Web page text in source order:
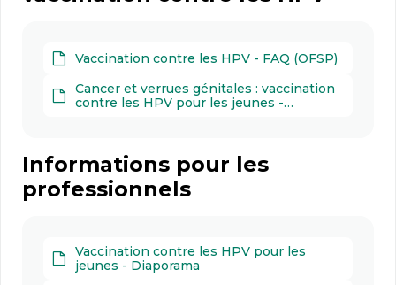
Vaccination contre les HPV - FAQ (OFSP)
Cancer et verrues génitales : vaccination
contre les HPV pour les jeunes -
Informations pour les
professionnels
Vaccination contre les HPV pour les
jeunes - Diaporama